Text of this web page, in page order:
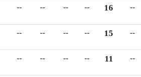
-- -- -- -- 16 --
-- -- -- -- 15 --
-- -- -- -- 11 --